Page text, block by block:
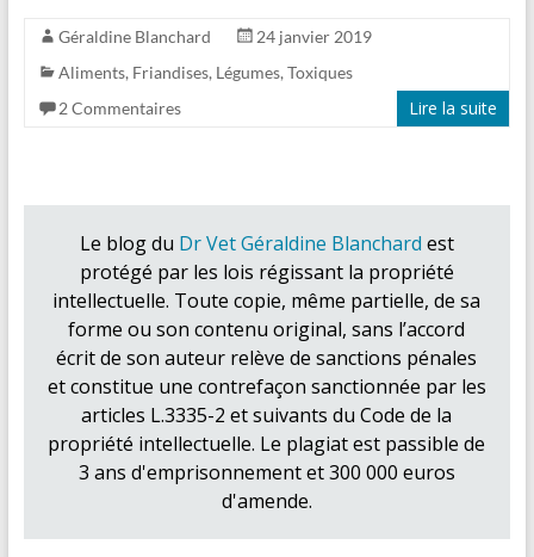
Géraldine Blanchard
24 janvier 2019
Aliments, Friandises, Légumes, Toxiques
2 Commentaires
Lire la suite
Le blog du Dr Vet Géraldine Blanchard est
protégé par les lois régissant la propriété
intellectuelle. Toute copie, même partielle, de sa
forme ou son contenu original, sans l’accord
écrit de son auteur relève de sanctions pénales
et constitue une contrefaçon sanctionnée par les
articles L.3335-2 et suivants du Code de la
propriété intellectuelle. Le plagiat est passible de
3 ans d'emprisonnement et 300 000 euros
d'amende.